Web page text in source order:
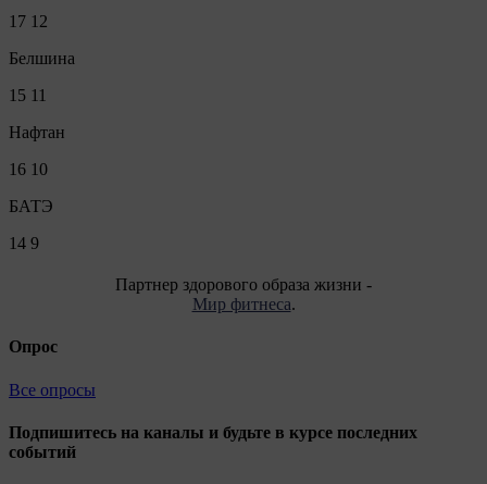
17 12
Белшина
15 11
Нафтан
16 10
БАТЭ
14 9
Партнер здорового образа жизни -
Мир фитнеса.
Опрос
Все опросы
Подпишитесь на каналы и будьте в курсе последних
событий